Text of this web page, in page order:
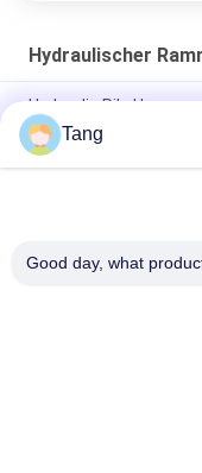
Hydraulischer
Hydraulic Pile
des Bagger-20T
10m/min Bagger
Tang
Good day, what